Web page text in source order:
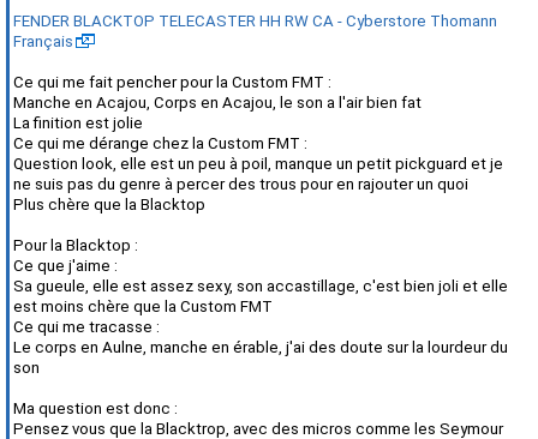
FENDER BLACKTOP TELECASTER HH RW CA - Cyberstore Thomann
Français
Ce qui me fait pencher pour la Custom FMT :
Manche en Acajou, Corps en Acajou, le son a l'air bien fat
La finition est jolie
Ce qui me dérange chez la Custom FMT :
Question look, elle est un peu à poil, manque un petit pickguard et je
ne suis pas du genre à percer des trous pour en rajouter un quoi
Plus chère que la Blacktop
Pour la Blacktop :
Ce que j'aime :
Sa gueule, elle est assez sexy, son accastillage, c'est bien joli et elle
est moins chère que la Custom FMT
Ce qui me tracasse :
Le corps en Aulne, manche en érable, j'ai des doute sur la lourdeur du
son
Ma question est donc :
Pensez vous que la Blacktrop, avec des micros comme les Seymour